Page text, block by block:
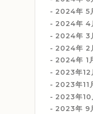
2024年 5
2024年 4
2024年 3
2024年 2
2024年 1
2023年12
2023年11
2023年10
2023年 9